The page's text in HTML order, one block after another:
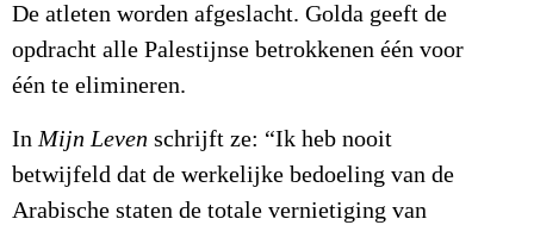
De atleten worden afgeslacht. Golda geeft de
opdracht alle Palestijnse betrokkenen één voor
één te elimineren.
InMijn Leven schrijft ze: “Ik heb nooit
betwijfeld dat de werkelijke bedoeling van de
Arabische staten de totale vernietiging van